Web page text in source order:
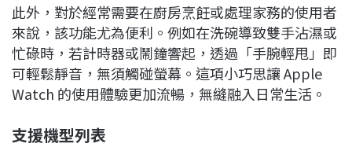
此外，對於經常需要在廚房烹飪或處理家務的使用者
來說，該功能尤為便利。例如在洗碗導致雙手沾濕或
忙碌時，若計時器或鬧鐘響起，透過「手腕輕甩」即
可輕鬆靜音，無須觸碰螢幕。這項小巧思讓 Apple
Watch 的使用體驗更加流暢，無縫融入日常生活。
支援機型列表